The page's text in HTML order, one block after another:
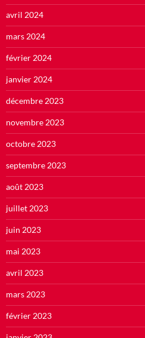
avril 2024
mars 2024
février 2024
janvier 2024
décembre 2023
novembre 2023
octobre 2023
septembre 2023
août 2023
juillet 2023
juin 2023
mai 2023
avril 2023
mars 2023
février 2023